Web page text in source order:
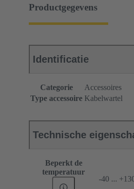
Productgegevens
Identificatie
Categorie
Accessoires
Type accessoire Kabelwartel
Technische
Beperkt de
temperatuur
-40 ...